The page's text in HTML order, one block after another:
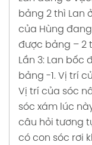
bảng 2 thì Lan
của Hùng
được bảng – 2
Lần 3: Lan bốc
bảng -1. Vị trí
Vị trí của sóc
sóc xám lúc
câu hỏi tương
có con sóc rơi